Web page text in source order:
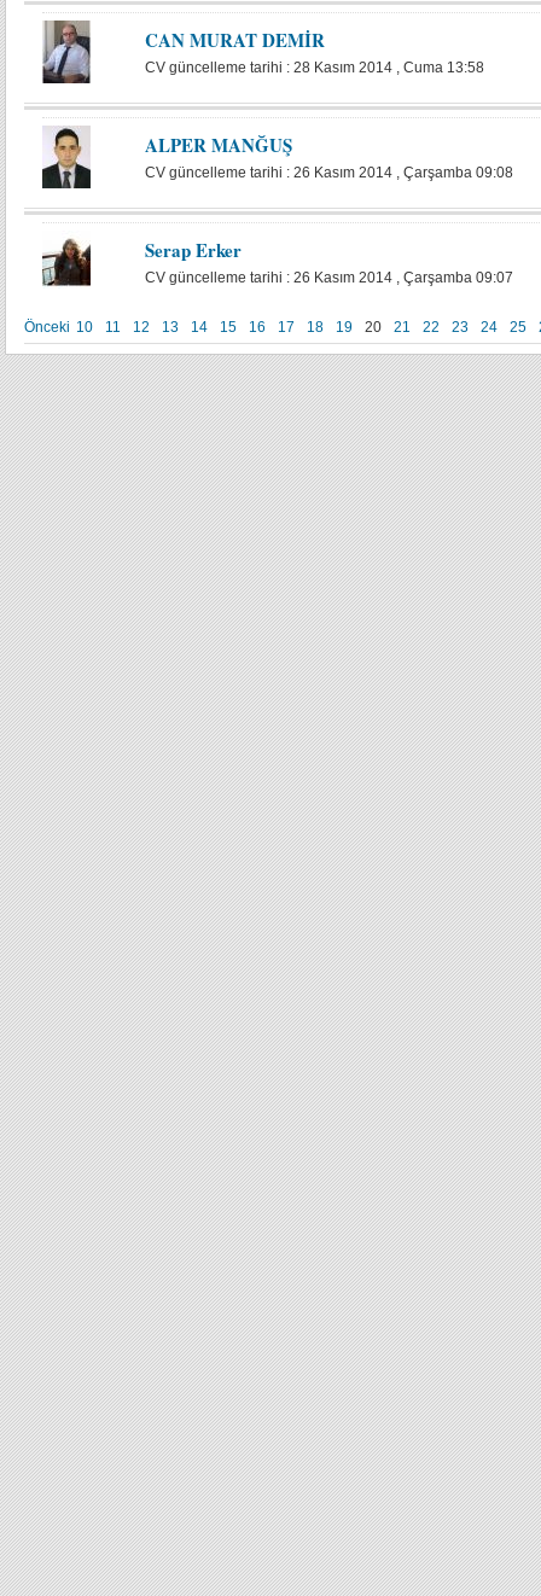
CAN MURAT DEMİR
CV güncelleme tarihi : 28 Kasım 2014 , Cuma 13:58
ALPER MANĞUŞ
CV güncelleme tarihi : 26 Kasım 2014 , Çarşamba 09:08
Serap Erker
CV güncelleme tarihi : 26 Kasım 2014 , Çarşamba 09:07
Önceki 10 11 12 13 14 15 16 17 18 19 20 21 22 23 24 25